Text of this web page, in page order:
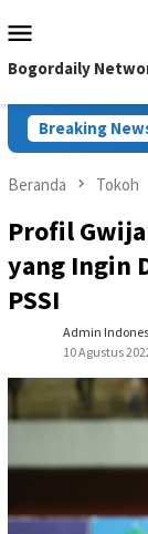
ke
kontenMobile
Bogordaily
Breaking
Media
Beranda Tokoh
Profil
yang Ingin
PSSI
Admin
10 Agustus